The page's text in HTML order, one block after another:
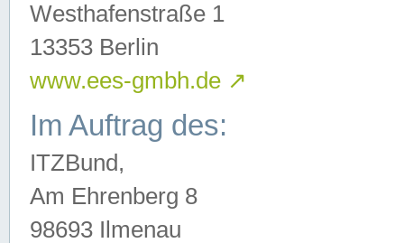
Westhafenstraße 1
13353 Berlin
www.ees-gmbh.de ↗
Im Auftrag des:
ITZBund,
Am Ehrenberg 8
98693 Ilmenau